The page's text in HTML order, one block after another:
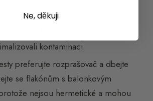
ten přichází do kontaktu s
nečistoty do flakónu.
kontaminaci.
preferujte rozprašovač a dbejte
se flakónům s balonkovým
nejsou hermetické a mohou
Ne, děkuji